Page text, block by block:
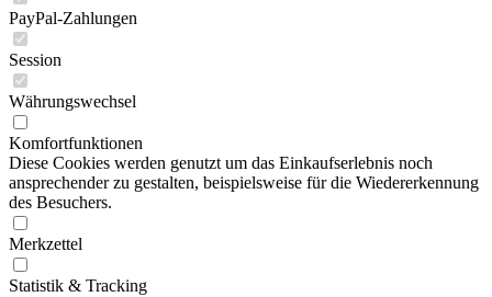
PayPal-Zahlungen
Session
Währungswechsel
Komfortfunktionen
Diese Cookies werden genutzt um das Einkaufserlebnis noch
ansprechender zu gestalten, beispielsweise für die Wiedererkennung
des Besuchers.
Merkzettel
Statistik & Tracking